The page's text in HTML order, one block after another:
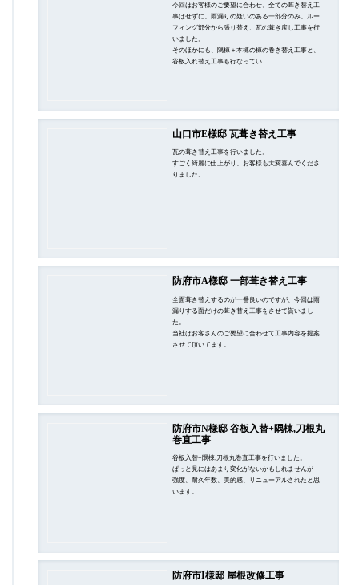
今回はお客様のご要望に合わせ、全ての葺き替え工
事はせずに、雨漏りの疑いのある一部分のみ、ルー
フィング部分から張り替え、瓦の葺き戻し工事を行
いました。
そのほかにも、隅棟＋本棟の棟の巻き替え工事と、
谷板入れ替え工事も行なってい…
山口市E様邸 瓦葺き替え工事
瓦の葺き替え工事を行いました。
すごく綺麗に仕上がり、お客様も大変喜んでくださ
りました。
防府市A様邸 一部葺き替え工事
全面葺き替えするのが一番良いのですが、今回は雨
漏りする面だけの葺き替え工事をさせて貰いまし
た。
当社はお客さんのご要望に合わせて工事内容を提案
させて頂いてます。
防府市N様邸 谷板入替+隅棟,刀根丸
巻直工事
谷板入替+隅棟,刀根丸巻直工事を行いました。
ぱっと見にはあまり変化がないかもしれませんが
強度、耐久年数、美的感、リニューアルされたと思
います。
防府市I様邸 屋根改修工事